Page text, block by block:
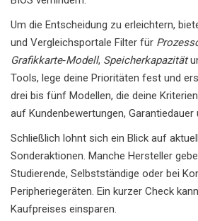
Um die Entscheidung zu erleichtern,
und Vergleichsportale Filter für
Grafikkarte‑Modell, Speicherkapazität
Tools, lege deine Prioritäten fest und
drei bis fünf Modellen, die deine
auf Kundenbewertungen, Garantiedauer
Schließlich lohnt sich ein Blick auf
Sonderaktionen. Manche Hersteller
Studierende, Selbstständige oder bei
Peripheriegeräten. Ein kurzer Check
Kaufpreises einsparen.